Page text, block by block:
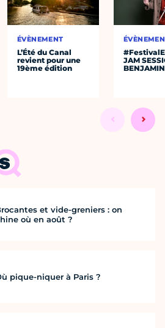
ÉVÈNEMENT
L’Été du Canal
revient pour une
19ème édition
JAM
et vide-greniers : on
où en août ?
pique-niquer à Paris ?